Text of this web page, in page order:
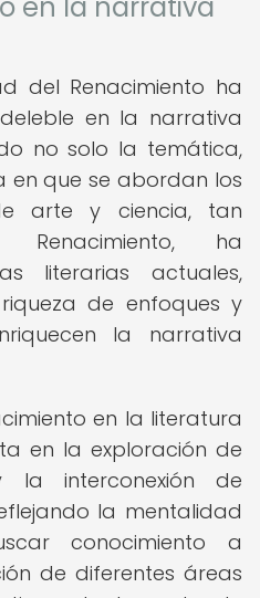
del Renacimiento ha
en la narrativa
no solo la temática,
en que se abordan los
arte y ciencia, tan
Renacimiento, ha
literarias actuales,
de enfoques y
la narrativa
en la literatura
en la exploración de
la interconexión de
la mentalidad
conocimiento a
de diferentes áreas